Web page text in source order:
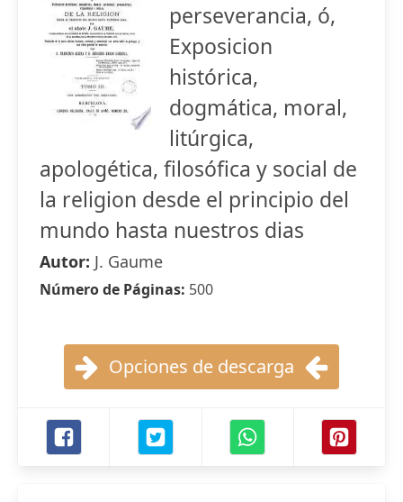
perseverancia, ó,
Exposicion
histórica,
dogmática, moral,
litúrgica,
apologética, filosófica y social de
la religion desde el principio del
mundo hasta nuestros dias
Autor: J. Gaume
Número de Páginas: 500
Opciones de descarga